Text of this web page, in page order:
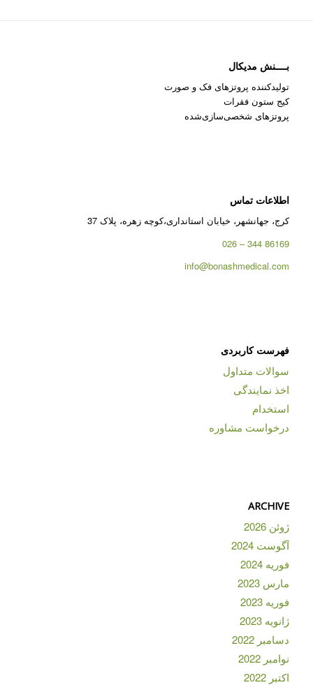
بــــنش مدیکال
تولیدکننده پروتزهای فک و صورت
کیج ستون فقرات
پروتزهای شخصی‌سازی‌شده
اطلاعات تماس
کرج، جهانشهر، خیابان استانداری،کوچه زهره، پلاک 37
86169 344 – 026
info@bonashmedical.com
فهرست کاربردی
سوالات متداول
اخذ نمایندگی
استخدام
درخواست مشاوره
ARCHIVE
ژوئن 2026
آگوست 2024
فوریه 2024
مارس 2023
فوریه 2023
ژانویه 2023
دسامبر 2022
نوامبر 2022
اکتبر 2022